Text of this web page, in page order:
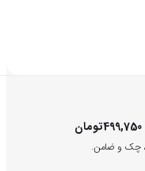
499,750تومان